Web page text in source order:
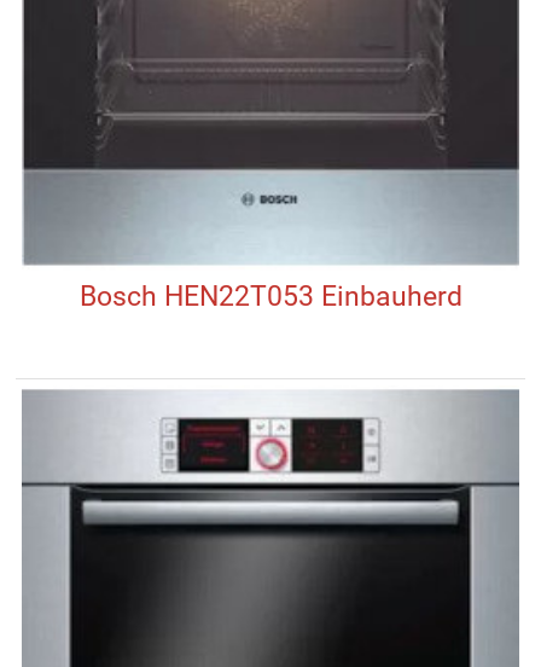
Bosch HEN22T053 Einbauherd